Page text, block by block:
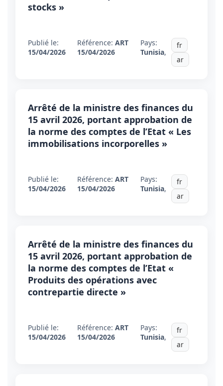
stocks »
Publié le:
15/04/2026
Référence: ART
15/04/2026
Pays:
Tunisia,
fr
ar
Arrêté de la ministre des finances du
15 avril 2026, portant approbation de
la norme des comptes de l’Etat « Les
immobilisations incorporelles »
Publié le:
15/04/2026
Référence: ART
15/04/2026
Pays:
Tunisia,
fr
ar
Arrêté de la ministre des finances du
15 avril 2026, portant approbation de
la norme des comptes de l’Etat «
Produits des opérations avec
contrepartie directe »
Publié le:
15/04/2026
Référence: ART
15/04/2026
Pays:
Tunisia,
fr
ar